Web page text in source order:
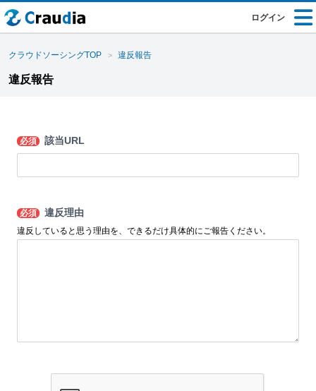
ログイン
クラウドソーシングTOP 違反報告
違反報告
必須 該当URL
必須 違反理由
違反していると思う理由を、できるだけ具体的にご報告ください。